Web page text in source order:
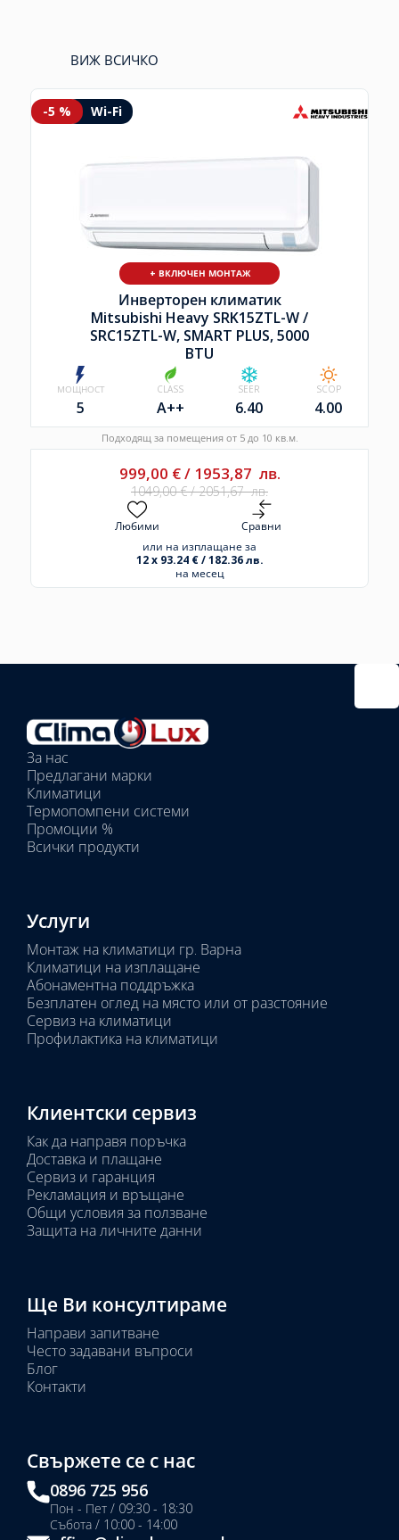
ВИЖ ВСИЧКО
-5 % Wi-Fi
+ ВКЛЮЧЕН МОНТАЖ
Инверторен климатик
Mitsubishi Heavy SRK15ZTL-W /
SRC15ZTL-W, SMART PLUS, 5000
BTU
МОЩНОСТ
5
CLASS
A++
SEER
6.40
SCOP
4.00
Подходящ за помещения от 5 до 10 кв.м.
999,00 €/ 1953,87 лв.
1049,00€/2051,67лв.
Любими
Сравни
или на изплащане за
12 x 93.24 € / 182.36 лв.
на месец
Избрани
вътрешни
тела:
Избрано
тяло:
За нас
Предлагани марки
Климатици
Термопомпени системи
Промоции %
Всички продукти
Услуги
Монтаж на климатици гр. Варна
Климатици на изплащане
Абонаментна поддръжка
Безплатен оглед на място или от разстояние
Сервиз на климатици
Профилактика на климатици
Клиентски сервиз
Как да направя поръчка
Доставка и плащане
Сервиз и гаранция
Рекламация и връщане
Общи условия за ползване
Защита на личните данни
Ще Ви консултираме
Направи запитване
Често задавани въпроси
Блог
Контакти
Свържете се с нас
0896 725 956
Пон - Пет / 09:30 - 18:30
Събота / 10:00 - 14:00